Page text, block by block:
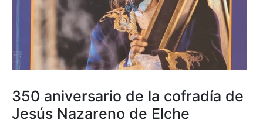
350 aniversario de la cofradía de
Jesús Nazareno de Elche